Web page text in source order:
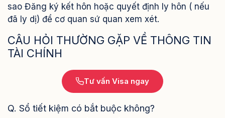
sao Đăng ký kết hôn hoặc quyết định ly hôn ( nếu
đã ly dị) để cơ quan sứ quan xem xét.
CÂU HỎI THƯỜNG GẶP VỀ THÔNG TIN
TÀI CHÍNH
Tư vấn Visa ngay
Q. Sổ tiết kiệm có bắt buộc không?